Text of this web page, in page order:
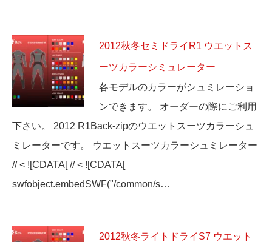
2012秋冬セミドライR1 ウエットス
ーツカラーシミュレーター
各モデルのカラーがシュミレーショ
ンできます。 オーダーの際にご利用
下さい。 2012 R1Back-zipのウエットスーツカラーシュ
ミレーターです。 ウエットスーツカラーシュミレーター
// < ![CDATA[ // < ![CDATA[
swfobject.embedSWF("/common/s…
2012秋冬ライトドライS7 ウエット